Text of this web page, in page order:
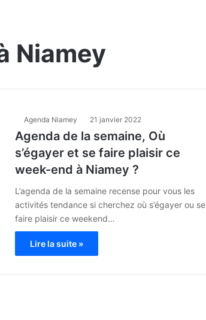
Niamey
Agenda Niamey 21 janvier 2022
Agenda de la semaine, Où
s’égayer et se faire plaisir ce
week-end à Niamey ?
L’agenda de la semaine recense pour vous les
activités tendance si cherchez où s’égayer ou se
faire plaisir ce weekend…
Lire la suite »